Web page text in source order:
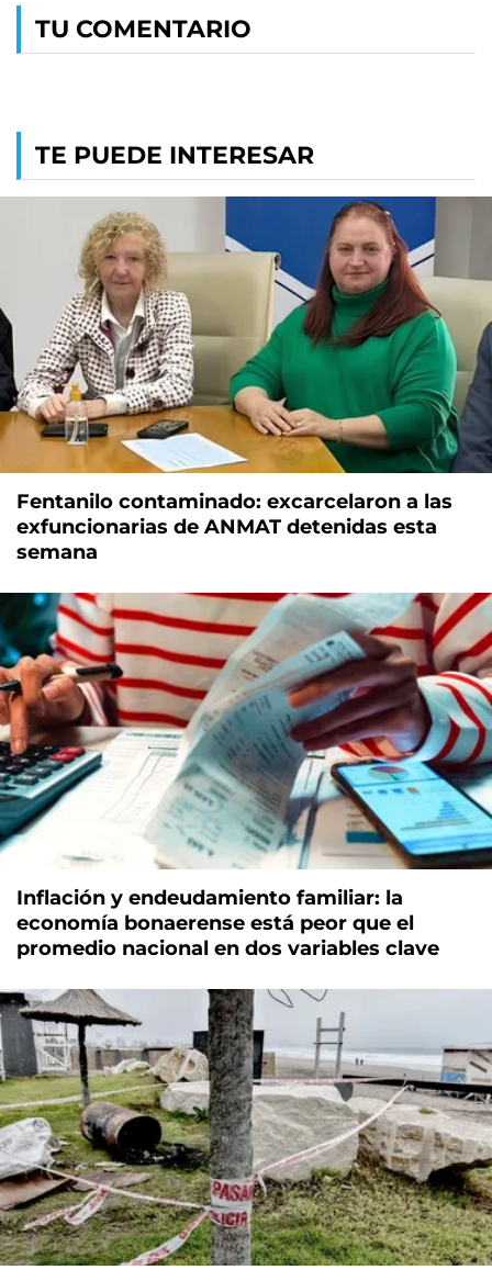
TU COMENTARIO
TE PUEDE INTERESAR
Fentanilo contaminado: excarcelaron a las
exfuncionarias de ANMAT detenidas esta
semana
Inflación y endeudamiento familiar: la
economía bonaerense está peor que el
promedio nacional en dos variables clave